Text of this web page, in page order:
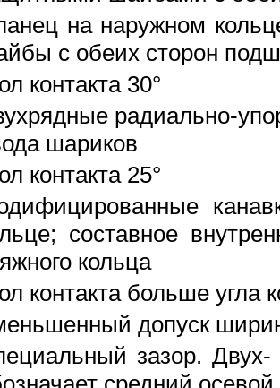
на наружном
с обеих сторон
контакта 30°
радиально-
шариков
контакта 25°
составное
кольца
контакта больше угла
допуск
зазор.